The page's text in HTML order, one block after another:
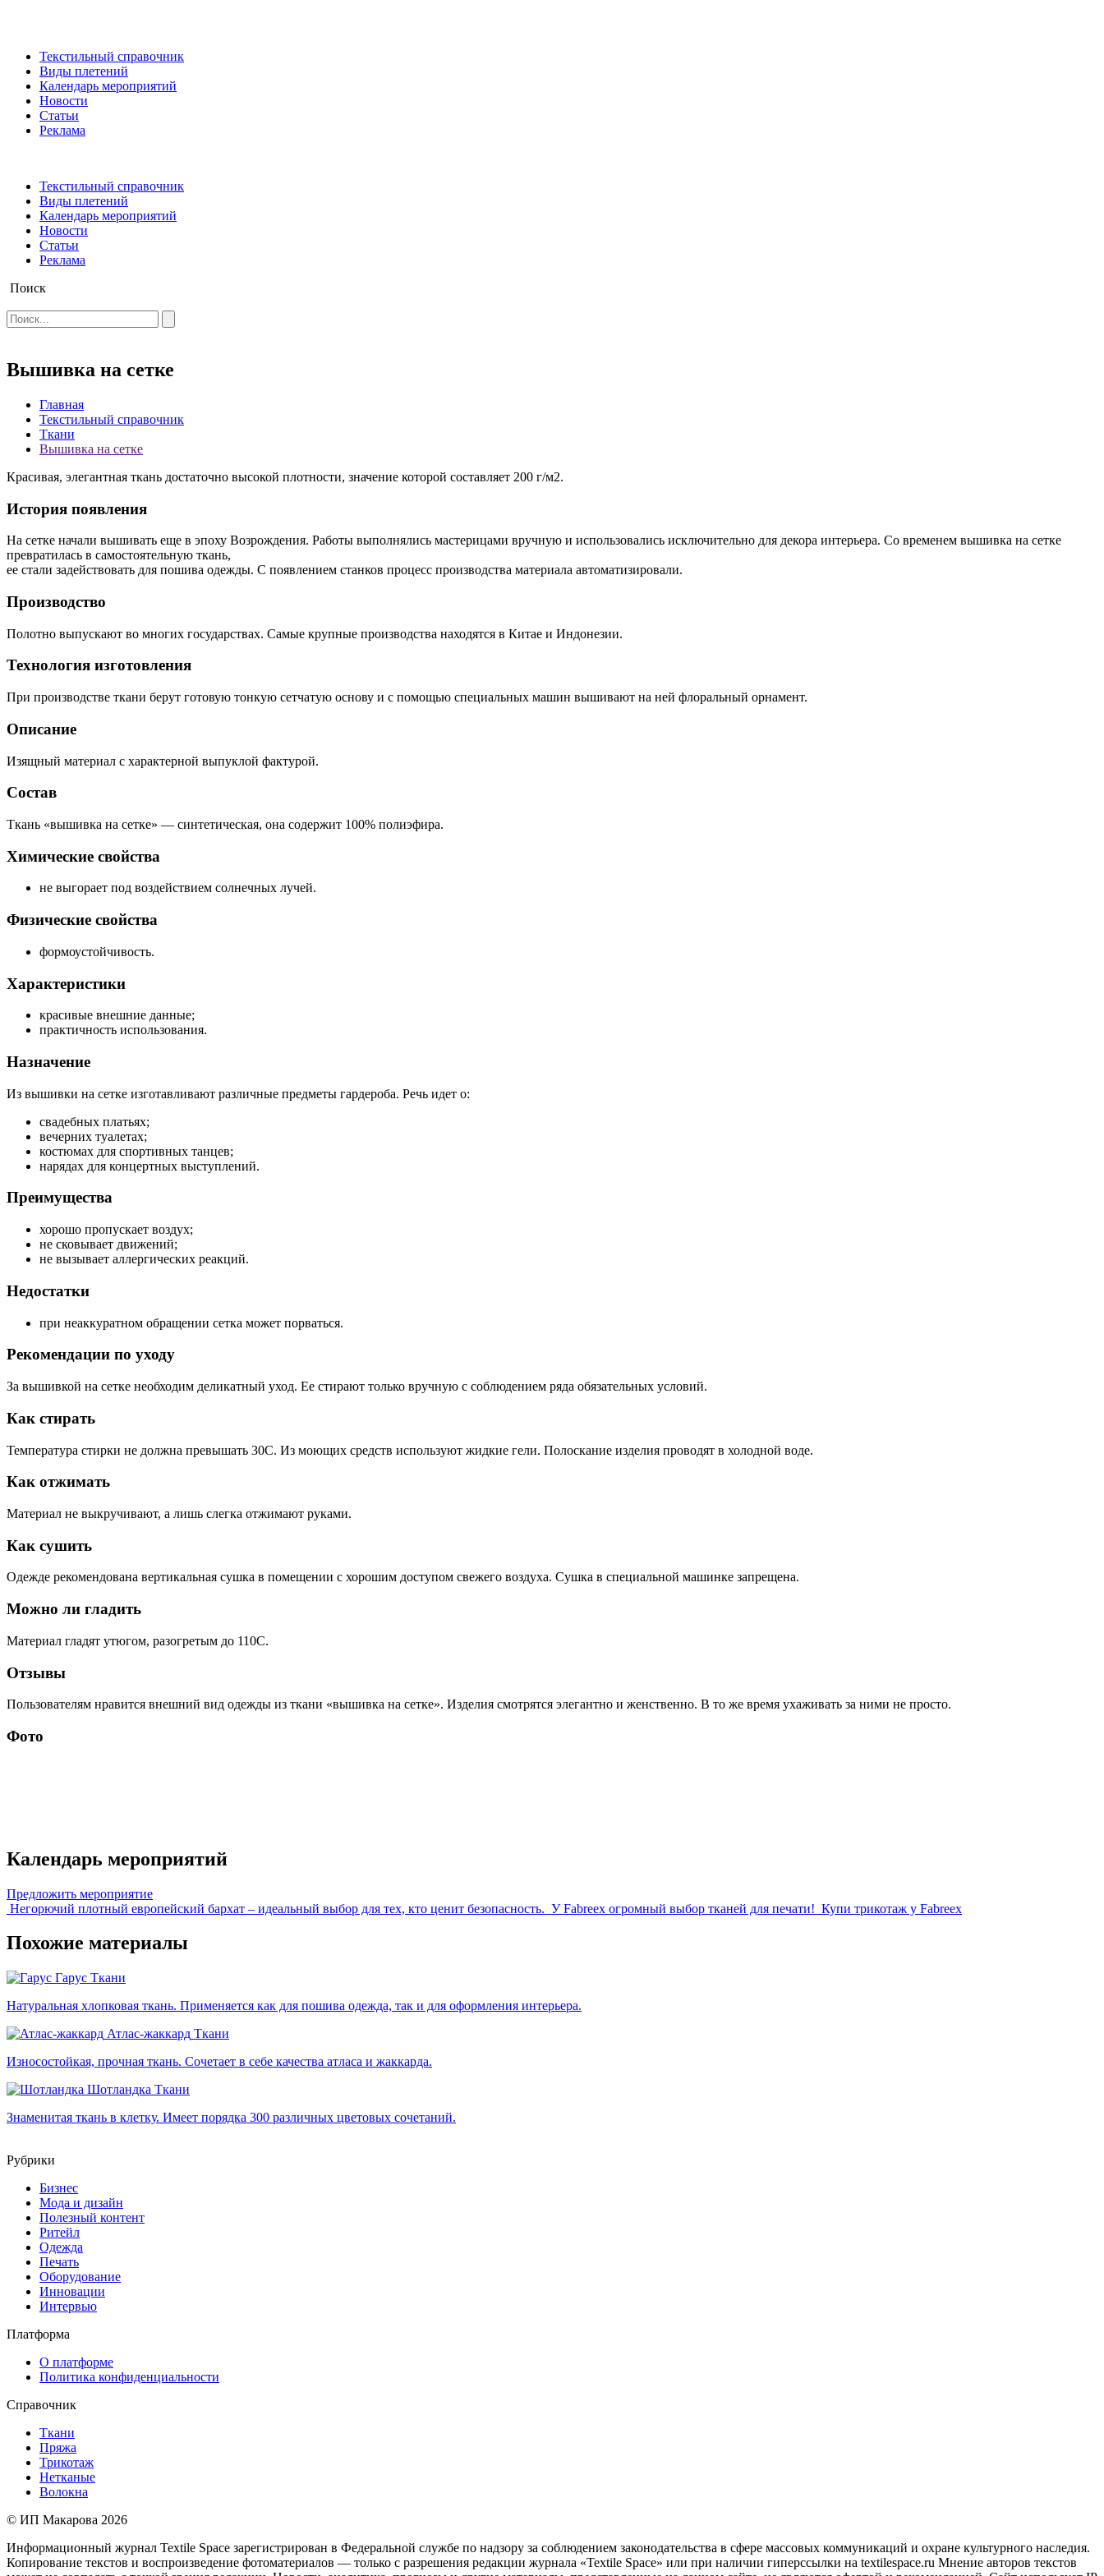
Текстильный справочник
Виды плетений
Календарь мероприятий
Новости
Статьи
Реклама
Текстильный справочник
Виды плетений
Календарь мероприятий
Новости
Статьи
Реклама
Поиск
Вышивка на сетке
Главная
Текстильный справочник
Ткани
Вышивка на сетке
Красивая, элегантная ткань достаточно высокой плотности, значение которой составляет 200 г/м2.
История появления
На сетке начали вышивать еще в эпоху Возрождения. Работы выполнялись мастерицами вручную и использовались исключительно для декора интерьера. Со временем вышивка на сетке
превратилась в самостоятельную ткань,
ее стали задействовать для пошива одежды. С появлением станков процесс производства материала автоматизировали.
Производство
Полотно выпускают во многих государствах. Самые крупные производства находятся в Китае и Индонезии.
Технология изготовления
При производстве ткани берут готовую тонкую сетчатую основу и с помощью специальных машин вышивают на ней флоральный орнамент.
Описание
Изящный материал с характерной выпуклой фактурой.
Состав
Ткань «вышивка на сетке» — синтетическая, она содержит 100% полиэфира.
Химические свойства
не выгорает под воздействием солнечных лучей.
Физические свойства
формоустойчивость.
Характеристики
красивые внешние данные;
практичность использования.
Назначение
Из вышивки на сетке изготавливают различные предметы гардероба. Речь идет о:
свадебных платьях;
вечерних туалетах;
костюмах для спортивных танцев;
нарядах для концертных выступлений.
Преимущества
хорошо пропускает воздух;
не сковывает движений;
не вызывает аллергических реакций.
Недостатки
при неаккуратном обращении сетка может порваться.
Рекомендации по уходу
За вышивкой на сетке необходим деликатный уход. Ее стирают только вручную с соблюдением ряда обязательных условий.
Как стирать
Температура стирки не должна превышать 30С. Из моющих средств используют жидкие гели. Полоскание изделия проводят в холодной воде.
Как отжимать
Материал не выкручивают, а лишь слегка отжимают руками.
Как сушить
Одежде рекомендована вертикальная сушка в помещении с хорошим доступом свежего воздуха. Сушка в специальной машинке запрещена.
Можно ли гладить
Материал гладят утюгом, разогретым до 110С.
Отзывы
Пользователям нравится внешний вид одежды из ткани «вышивка на сетке». Изделия смотрятся элегантно и женственно. В то же время ухаживать за ними не просто.
Фото
Календарь мероприятий
Предложить мероприятие
Негорючий плотный европейский бархат – идеальный выбор для тех, кто ценит безопасность. У Fabreex огромный выбор тканей для печати! Купи трикотаж у Fabreex
Похожие материалы
Гарус Ткани
Натуральная хлопковая ткань. Применяется как для пошива одежда, так и для оформления интерьера.
Атлас-жаккард Ткани
Износостойкая, прочная ткань. Сочетает в себе качества атласа и жаккарда.
Шотландка Ткани
Знаменитая ткань в клетку. Имеет порядка 300 различных цветовых сочетаний.
Рубрики
Бизнес
Мода и дизайн
Полезный контент
Ритейл
Одежда
Печать
Оборудование
Инновации
Интервью
Платформа
О платформе
Политика конфиденциальности
Справочник
Ткани
Пряжа
Трикотаж
Нетканые
Волокна
© ИП Макарова 2026
Информационный журнал Textile Space зарегистрирован в Федеральной службе по надзору за соблюдением законодательства в сфере массовых коммуникаций и охране культурного наследия.
Копирование текстов и воспроизведение фотоматериалов — только с разрешения редакции журнала «Textile Space» или при наличии гиперссылки на textilespace.ru Мнение авторов текстов